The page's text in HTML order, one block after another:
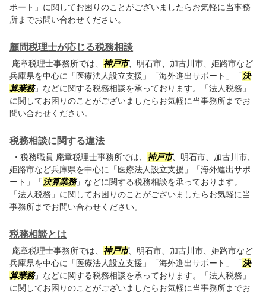
ポート」に関してお困りのことがございましたらお気軽に当事務
所までお問い合わせください。
顧問税理士が応じる税務相談
庵章税理士事務所では、 神戸市、明石市、加古川市、姫路市など
兵庫県を中心に「医療法人設立支援」「海外進出サポート」「 決
算業務」などに関する税務相談を承っております。「法人税務」
に関してお困りのことがございましたらお気軽に当事務所までお
問い合わせください。
税務相談に関する違法
・税務職員 庵章税理士事務所では、 神戸市、明石市、加古川市、
姫路市など兵庫県を中心に「医療法人設立支援」「海外進出サポ
ート」「 決算業務」などに関する税務相談を承っております。
「法人税務」に関してお困りのことがございましたらお気軽に当
事務所までお問い合わせください。
税務相談とは
庵章税理士事務所では、 神戸市、明石市、加古川市、姫路市など
兵庫県を中心に「医療法人設立支援」「海外進出サポート」「 決
算業務」などに関する税務相談を承っております。「法人税務」
に関してお困りのことがございましたらお気軽に当事務所までお